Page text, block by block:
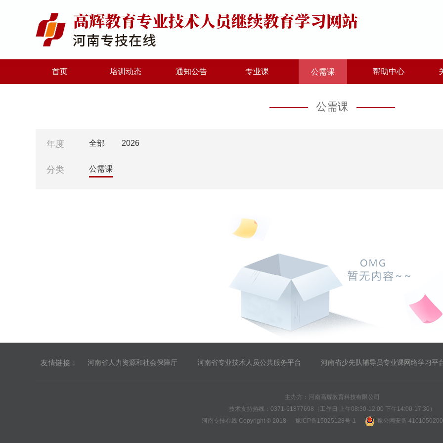
首页 培训动态 通知公告 专业课 公需课 帮助中心
公需课
年度 全部 2026
分类 公需课
友情链接： 河南省人力资源和社会保障厅 河南省专业技术人员公共服务平台 河南省少先队辅导员专业课网络学习平
主办方：河南高辉教育科技有限公司
技术支持热线：0371-61877698（工作日 上午08:30-12:00 下午14:00-17:30）
河南专技在线 Copyright © 2018 豫ICP备15025128号-1 豫公网安备